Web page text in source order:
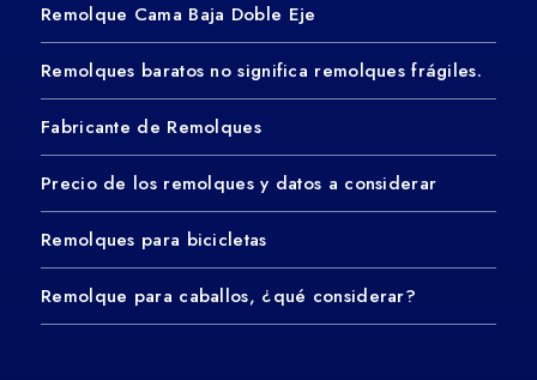
Remolque Cama Baja Doble Eje
Remolques baratos no significa remolques frágiles.
Fabricante de Remolques
Precio de los remolques y datos a considerar
Remolques para bicicletas
Remolque para caballos, ¿qué considerar?